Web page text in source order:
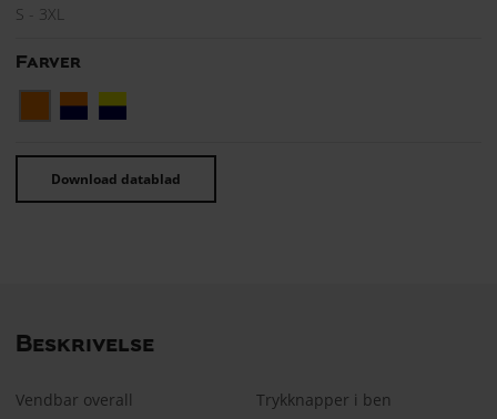
S - 3XL
Farver
Download datablad
Beskrivelse
Vendbar overall
Trykknapper i ben